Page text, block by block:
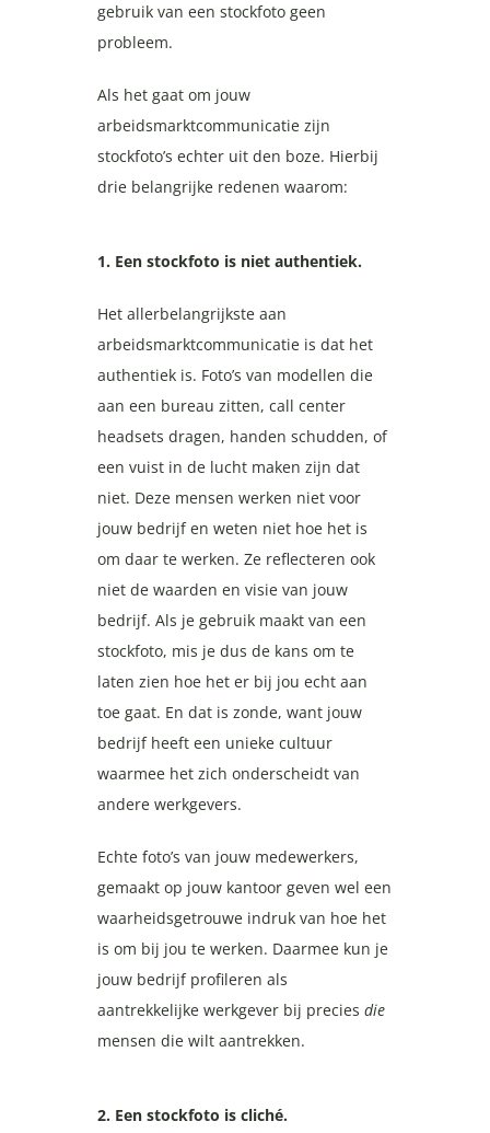
gebruik van een stockfoto geen
probleem.
Als het gaat om jouw
arbeidsmarktcommunicatie zijn
stockfoto’s echter uit den boze. Hierbij
drie belangrijke redenen waarom:
1. Een stockfoto is niet authentiek.
Het allerbelangrijkste aan
arbeidsmarktcommunicatie is dat het
authentiek is. Foto’s van modellen die
aan een bureau zitten, call center
headsets dragen, handen schudden, of
een vuist in de lucht maken zijn dat
niet. Deze mensen werken niet voor
jouw bedrijf en weten niet hoe het is
om daar te werken. Ze reflecteren ook
niet de waarden en visie van jouw
bedrijf. Als je gebruik maakt van een
stockfoto, mis je dus de kans om te
laten zien hoe het er bij jou echt aan
toe gaat. En dat is zonde, want jouw
bedrijf heeft een unieke cultuur
waarmee het zich onderscheidt van
andere werkgevers.
Echte foto’s van jouw medewerkers,
gemaakt op jouw kantoor geven wel een
waarheidsgetrouwe indruk van hoe het
is om bij jou te werken. Daarmee kun je
jouw bedrijf profileren als
aantrekkelijke werkgever bij precies die
mensen die wilt aantrekken.
2. Een stockfoto is cliché.